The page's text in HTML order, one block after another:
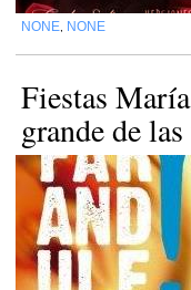
NONE NONE
Fiestas
grande de